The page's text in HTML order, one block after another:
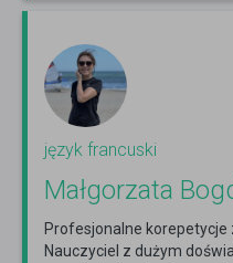
język francuski
Małgorzata
Profesjonalne korepetycje
Nauczyciel z dużym